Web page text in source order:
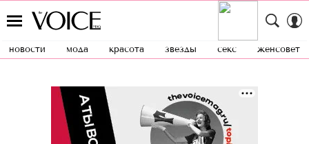
новости мода красота звезды секс женсовет